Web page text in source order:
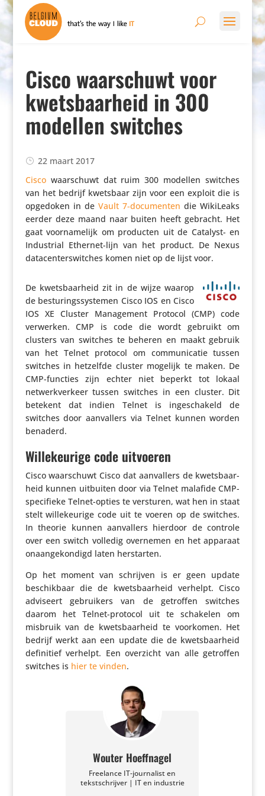
Cisco waarschuwt voor
kwetsbaarheid in 300
modellen switches
22 maart 2017
Ciscowaar­schuwt dat ruim 300 modellen switches
van het bedrijf kwetsbaar zijn voor een exploit die is
opgedoken in de Vault 7‑documenten die WikiLeaks
eerder deze maand naar buiten heeft gebracht. Het
gaat voor­na­me­lijk om producten uit de Catalyst- en
Indu­strial Ethernet-lijn van het product. De Nexus
data­cen­ters­wit­ches komen niet op de lijst voor.
De kwets­baar­heid zit in de wijze waarop
de bestu­rings­sys­temen Cisco IOS en Cisco
IOS XE Cluster Mana­ge­ment Protocol (CMP) code
verwerken. CMP is code die wordt gebruikt om
clusters van switches te beheren en maakt gebruik
van het Telnet protocol om commu­ni­catie tussen
switches in hetzelfde cluster mogelijk te maken. De
CMP-functies zijn echter niet beperkt tot lokaal
netwerk­ver­keer tussen switches in een cluster. Dit
betekent dat indien Telnet is inge­scha­keld de
switches door aanval­lers via Telnet kunnen worden
benaderd.
Willekeurige code uitvoeren
Cisco waar­schuwt Cisco dat aanval­lers de kwets­baar­
heid kunnen uitbuiten door via Telnet malafide CMP-
speci­fieke Telnet-opties te versturen, wat hen in staat
stelt wille­keu­rige code uit te voeren op de switches.
In theorie kunnen aanval­lers hierdoor de controle
over een switch volledig overnemen en het apparaat
onaan­ge­kon­digd laten herstarten.
Op het moment van schrijven is er geen update
beschik­baar die de kwets­baar­heid verhelpt. Cisco
adviseert gebrui­kers van de getroffen switches
daarom het Telnet-protocol uit te schakelen om
misbruik van de kwets­baar­heid te voorkomen. Het
bedrijf werkt aan een update die de kwets­baar­heid
defi­ni­tief verhelpt. Een overzicht van alle getroffen
switches is hier te vinden.
Wouter Hoeffnagel
Freelance IT-journalist en
tekstschrijver | IT en industrie